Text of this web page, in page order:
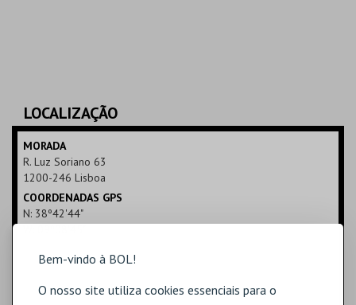
Bem-vindo à BOL!
O nosso site utiliza cookies essenciais para o
LOCALIZAÇÃO
MORADA
R. Luz Soriano 63
1200-246 Lisboa
COORDENADAS GPS
N: 38º42'44"